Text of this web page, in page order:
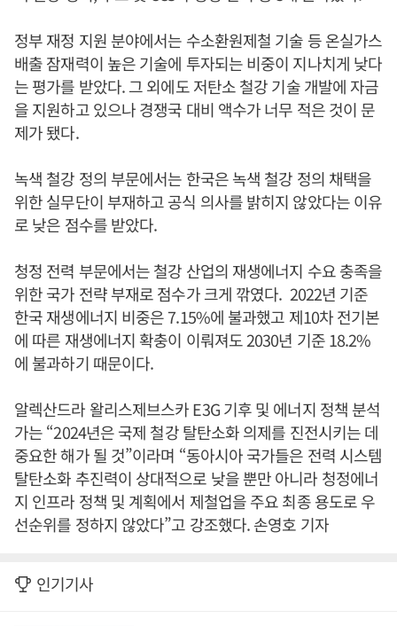
정부 재정 지원 분야에서는 수소환원제철 기술 등 온실가스
배출 잠재력이 높은 기술에 투자되는 비중이 지나치게 낮다
는 평가를 받았다. 그 외에도 저탄소 철강 기술 개발에 자금
을 지원하고 있으나 경쟁국 대비 액수가 너무 적은 것이 문
제가 됐다.
녹색 철강 정의 부문에서는 한국은 녹색 철강 정의 채택을
위한 실무단이 부재하고 공식 의사를 밝히지 않았다는 이유
로 낮은 점수를 받았다.
청정 전력 부문에서는 철강 산업의 재생에너지 수요 충족을
위한 국가 전략 부재로 점수가 크게 깎였다. 2022년 기준
한국 재생에너지 비중은 7.15%에 불과했고 제10차 전기본
에 따른 재생에너지 확충이 이뤄져도 2030년 기준 18.2%
에 불과하기 때문이다.
알렉산드라 왈리스제브스카 E3G 기후 및 에너지 정책 분석
가는 “2024년은 국제 철강 탈탄소화 의제를 진전시키는 데
중요한 해가 될 것”이라며 “동아시아 국가들은 전력 시스템
탈탄소화 추진력이 상대적으로 낮을 뿐만 아니라 청정에너
지 인프라 정책 및 계획에서 제철업을 주요 최종 용도로 우
선순위를 정하지 않았다”고 강조했다. 손영호 기자
인기기사